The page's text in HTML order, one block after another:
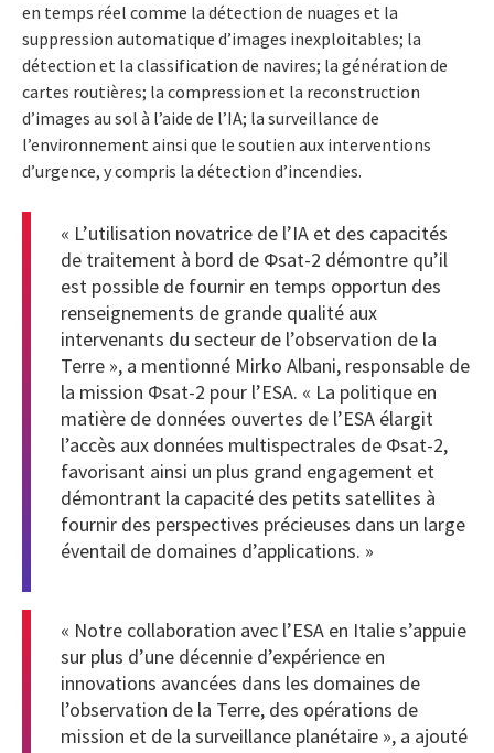
en temps réel comme la détection de nuages et la
suppression automatique d’images inexploitables; la
détection et la classification de navires; la génération de
cartes routières; la compression et la reconstruction
d’images au sol à l’aide de l’IA; la surveillance de
l’environnement ainsi que le soutien aux interventions
d’urgence, y compris la détection d’incendies.
« L’utilisation novatrice de l’IA et des capacités
de traitement à bord de Φsat-2 démontre qu’il
est possible de fournir en temps opportun des
renseignements de grande qualité aux
intervenants du secteur de l’observation de la
Terre », a mentionné Mirko Albani, responsable de
la mission Φsat-2 pour l’ESA. « La politique en
matière de données ouvertes de l’ESA élargit
l’accès aux données multispectrales de Φsat-2,
favorisant ainsi un plus grand engagement et
démontrant la capacité des petits satellites à
fournir des perspectives précieuses dans un large
éventail de domaines d’applications. »
« Notre collaboration avec l’ESA en Italie s’appuie
sur plus d’une décennie d’expérience en
innovations avancées dans les domaines de
l’observation de la Terre, des opérations de
mission et de la surveillance planétaire », a ajouté